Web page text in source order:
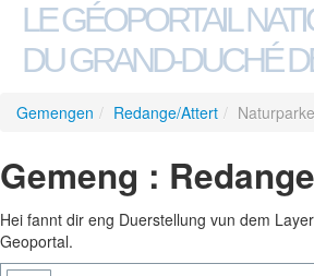
LE GÉOPORTAIL
DU GRAND-DUCHÉ
Gemengen / Redange/Attert /
Gemeng :
Hei fannt dir eng Duerstellung vun dem
Geoportal.